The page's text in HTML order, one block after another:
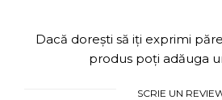
Dacă dorești să iți exprimi
produs poți adăuga
SCRIE UN